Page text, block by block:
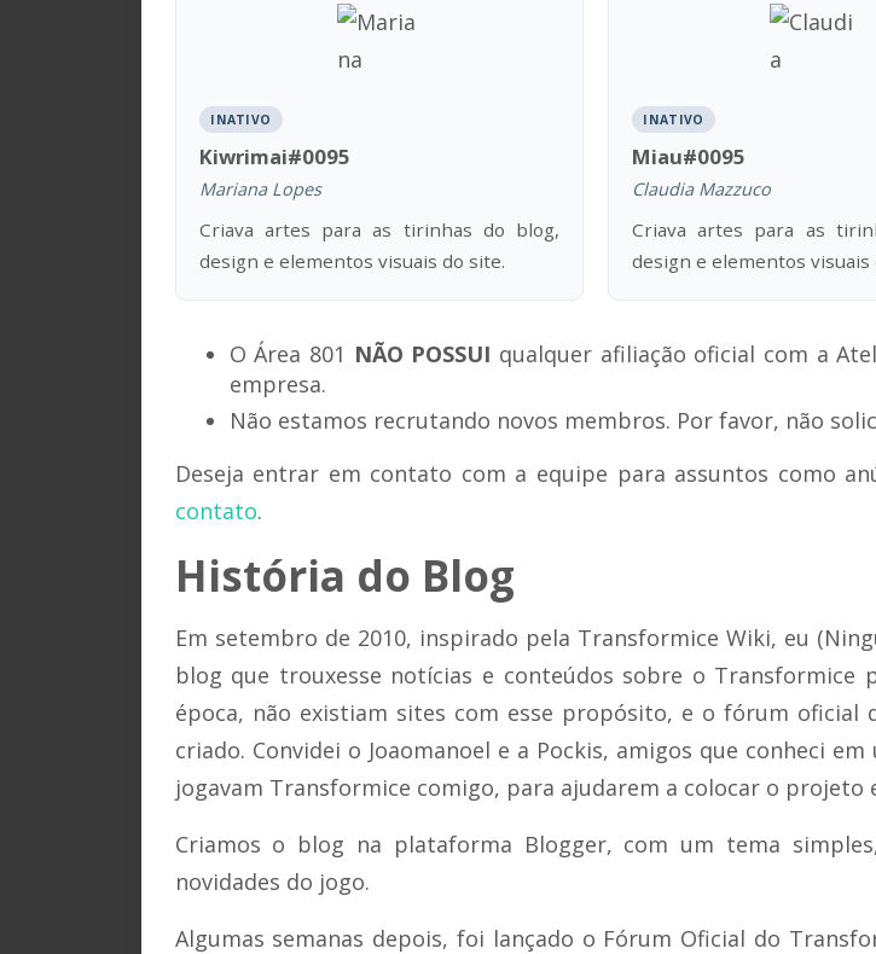
INATIVO
Kiwrimai#0095
Mariana Lopes
Criava artes para as tirinhas do blog,
design e elementos visuais do site.
INATIVO
Miau#0095
Claudia Mazzuco
Criava artes para as
design e elementos visuais
O Área 801 NÃO POSSUI qualquer afiliação oficial com a
empresa.
Não estamos recrutando novos membros. Por favor, não
Deseja entrar em contato com a equipe para assuntos como
contato.
História do Blog
Em setembro de 2010, inspirado pela Transformice Wiki, eu
blog que trouxesse notícias e conteúdos sobre o Transformice
época, não existiam sites com esse propósito, e o fórum oficial
criado. Convidei o Joaomanoel e a Pockis, amigos que conheci
jogavam Transformice comigo, para ajudarem a colocar o projeto
Criamos o blog na plataforma Blogger, com um tema
novidades do jogo.
Algumas semanas depois, foi lançado o Fórum Oficial do